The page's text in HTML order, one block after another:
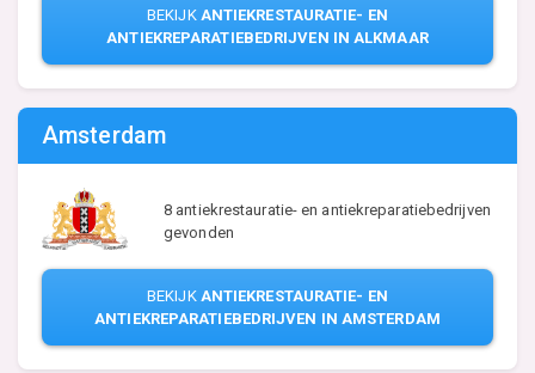
BEKIJK ANTIEKRESTAURATIE- EN
ANTIEKREPARATIEBEDRIJVEN IN ALKMAAR
Amsterdam
8 antiekrestauratie- en antiekreparatiebedrijven
gevonden
BEKIJK ANTIEKRESTAURATIE- EN
ANTIEKREPARATIEBEDRIJVEN IN AMSTERDAM